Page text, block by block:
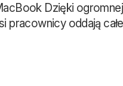
Dzięki
pracownicy oddają